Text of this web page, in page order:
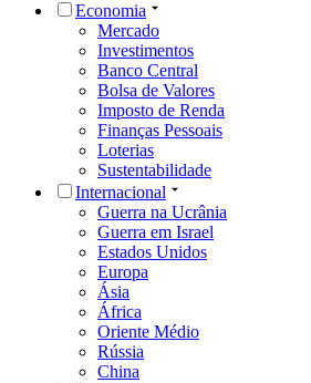
Economia
Mercado
Investimentos
Banco Central
Bolsa de Valores
Imposto de Renda
Finanças Pessoais
Loterias
Sustentabilidade
Internacional
Guerra na Ucrânia
Guerra em Israel
Estados Unidos
Europa
Ásia
África
Oriente Médio
Rússia
China